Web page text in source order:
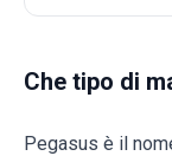
Che tipo di
Pegasus è il